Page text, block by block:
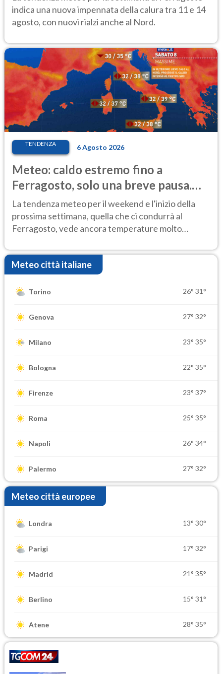
indica una nuova impennata della calura tra 11 e 14
agosto, con nuovi rialzi anche al Nord.
TENDENZA 6 Agosto 2026
Meteo: caldo estremo fino a
Ferragosto, solo una breve pausa.
Ecco dove
La tendenza meteo per il weekend e l'inizio della
prossima settimana, quella che ci condurrà al
Ferragosto, vede ancora temperature molto
Meteo città italiane
Torino 26° 31°
Genova 27° 32°
Milano 23° 35°
Bologna 22° 35°
Firenze 23° 37°
Roma 25° 35°
Napoli 26° 34°
Palermo 27° 32°
Meteo città europee
Londra 13° 30°
Parigi 17° 32°
Madrid 21° 35°
Berlino 15° 31°
Atene 28° 35°